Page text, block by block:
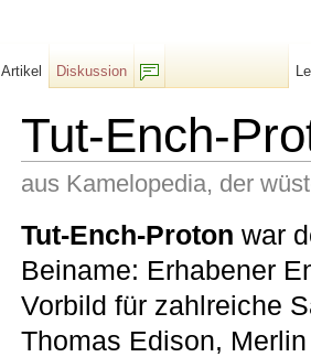
Tut-Ench-
aus Kamelopedia, der
Tut-Ench-Proton war
Beiname: Erhabener
Vorbild für zahlreiche
Thomas Edison,
Artikel
Diskussion